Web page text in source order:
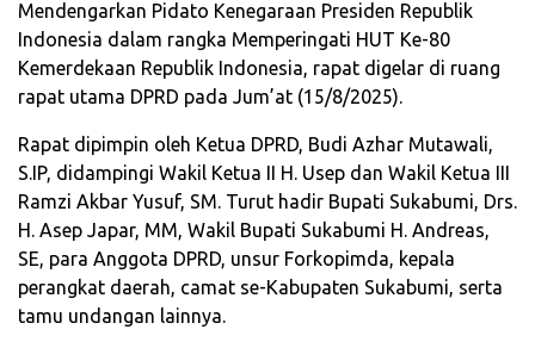
Mendengarkan Pidato Kenegaraan Presiden Republik
Indonesia dalam rangka Memperingati HUT Ke-80
Kemerdekaan Republik Indonesia, rapat digelar di ruang
rapat utama DPRD pada Jum’at (15/8/2025).
Rapat dipimpin oleh Ketua DPRD, Budi Azhar Mutawali,
S.IP, didampingi Wakil Ketua II H. Usep dan Wakil Ketua III
Ramzi Akbar Yusuf, SM. Turut hadir Bupati Sukabumi, Drs.
H. Asep Japar, MM, Wakil Bupati Sukabumi H. Andreas,
SE, para Anggota DPRD, unsur Forkopimda, kepala
perangkat daerah, camat se-Kabupaten Sukabumi, serta
tamu undangan lainnya.